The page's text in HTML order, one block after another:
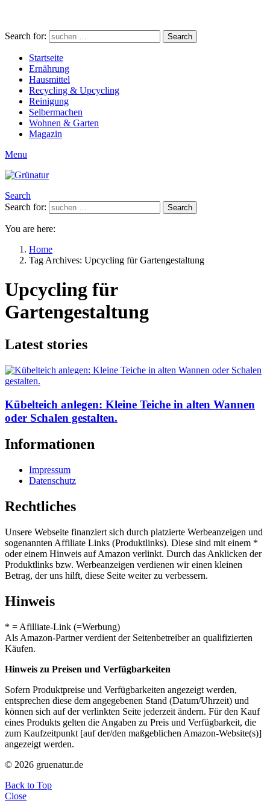
Search for: Search
Startseite
Ernährung
Hausmittel
Recycling & Upcycling
Reinigung
Selbermachen
Wohnen & Garten
Magazin
Menu
Search
Search for:
Search
You are here:
Home
Tag Archives: Upcycling für Gartengestaltung
Upcycling für
Gartengestaltung
Latest stories
Kübelteich anlegen: Kleine Teiche in alten Wannen
oder Schalen gestalten.
Informationen
Impressum
Datenschutz
Rechtliches
Unsere Webseite finanziert sich durch platzierte Werbeanzeigen und
sogenannten Affiliate Links (Produktlinks). Diese sind mit einem *
oder einem Hinweis auf Amazon verlinkt. Durch das Anklicken der
Produktlinks bzw. Werbeanzeigen verdienen wir einen kleinen
Betrag, der uns hilft, diese Seite weiter zu verbessern.
Hinweis
* = Afilliate-Link (=Werbung)
Als Amazon-Partner verdient der Seitenbetreiber an qualifizierten
Käufen.
Hinweis zu Preisen und Verfügbarkeiten
Sofern Produktpreise und Verfügbarkeiten angezeigt werden,
entsprechen diese dem angegebenen Stand (Datum/Uhrzeit) und
können sich auf der verlinkten Seite jederzeit ändern. Für den Kauf
eines Produkts gelten die Angaben zu Preis und Verfügbarkeit, die
zum Kaufzeitpunkt [auf der/den maßgeblichen Amazon-Website(s)]
angezeigt werden.
© 2026 gruenatur.de
Back to Top
Close